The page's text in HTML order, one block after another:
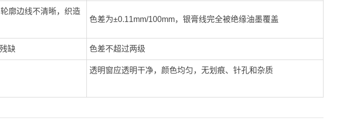
廓边线不清晰，织造
色差为±0.11mm/100mm，银膏线完全被绝缘油墨覆盖
缺 色差不超过两级
透明窗应透明干净，颜色均匀，无划痕、针孔和杂质